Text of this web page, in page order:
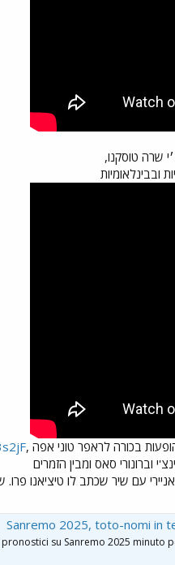
בכורה לראפר טוני אפה ,
וברונורי סאס ומבין הזמרים
הזמר שייצג אותם בתחרות 1971 ו 1973 מאסימו
Sanremo 2025, toto-nomi in
su Sanremo 2025 minuto